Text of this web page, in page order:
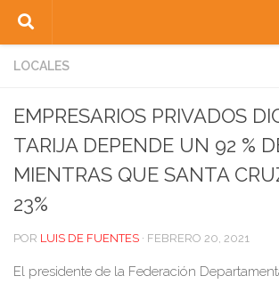
Saltar al contenido
LOCALES
EMPRESARIOS PRIVADOS
TARIJA DEPENDE UN 92 %
MIENTRAS QUE SANTA
23%
POR LUIS DE FUENTES · FEBRERO 20, 2021
El presidente de la Federación